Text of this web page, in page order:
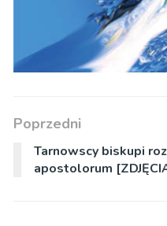
Poprzedni
Tarnowscy biskupi
apostolorum